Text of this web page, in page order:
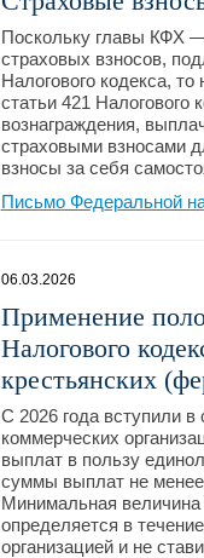
Поскольку главы КФХ
страховых взносов,
Налогового кодекса,
статьи 421
вознаграждения,
страховыми взносами
взносы за себя
Письмо Федеральной
06.03.2026
Применение
Налогового
крестьянских
С 2026 года вступили
коммерческих
выплат в пользу
суммы выплат не
Минимальная
определяется в
организацией и не